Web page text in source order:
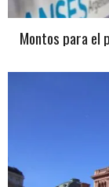
Montos para el